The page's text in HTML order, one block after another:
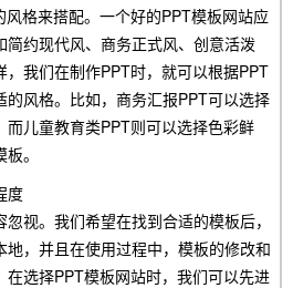
格来搭配。一个好的PPT模板网站应
约现代风、商务正式风、创意活泼
，我们在制作PPT时，就可以根据PPT
的风格。比如，商务汇报PPT可以选择
儿童教育类PPT则可以选择色彩鲜
。
度
视。我们希望在找到合适的模板后，
，并且在使用过程中，模板的修改和
选择PPT模板网站时，我们可以先进